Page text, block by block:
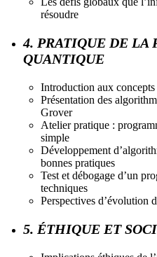
résoudre
4. PRATIQUE DE LA
QUANTIQUE
Introduction aux
Présentation des
Grover
Atelier pratique :
simple
Développement
bonnes pratiques
Test et débogage d’un
techniques
Perspectives d’évolution
5. ÉTHIQUE ET